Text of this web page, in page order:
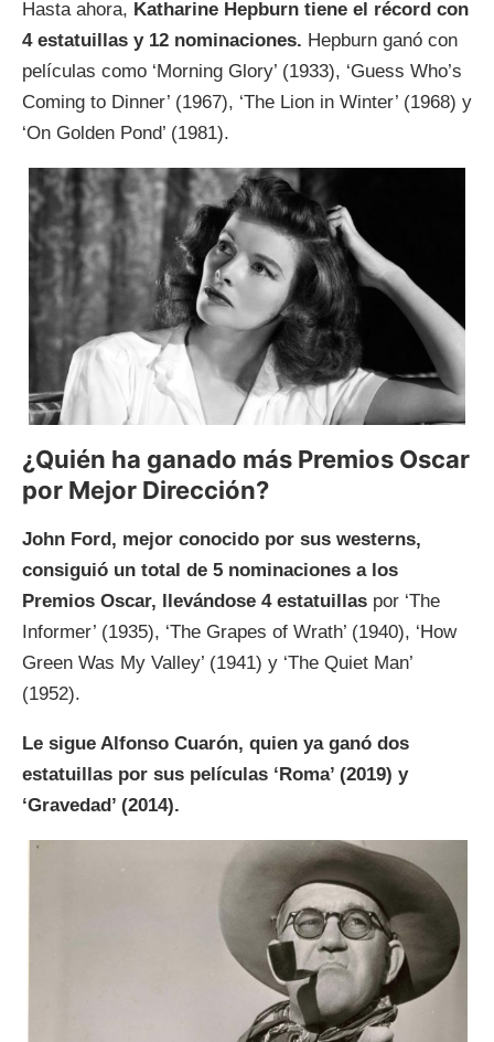
Hasta ahora, Katharine Hepburn tiene el récord con
4 estatuillas y 12 nominaciones. Hepburn ganó con
películas como ‘Morning Glory’ (1933), ‘Guess Who’s
Coming to Dinner’ (1967), ‘The Lion in Winter’ (1968) y
‘On Golden Pond’ (1981).
¿Quién ha ganado más Premios Oscar
por Mejor Dirección?
John Ford, mejor conocido por sus westerns,
consiguió un total de 5 nominaciones a los
Premios Oscar, llevándose 4 estatuillas por ‘The
Informer’ (1935), ‘The Grapes of Wrath’ (1940), ‘How
Green Was My Valley’ (1941) y ‘The Quiet Man’
(1952).
Le sigue Alfonso Cuarón, quien ya ganó dos
estatuillas por sus películas ‘Roma’ (2019) y
‘Gravedad’ (2014).